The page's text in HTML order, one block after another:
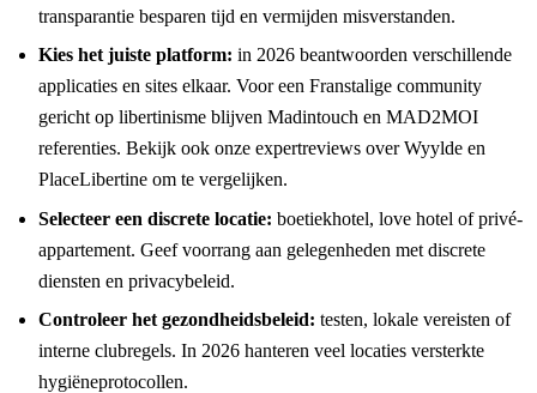
transparantie besparen tijd en vermijden misverstanden.
Kies het juiste platform: in 2026 beantwoorden verschillende
applicaties en sites elkaar. Voor een Franstalige community
gericht op libertinisme blijven Madintouch en MAD2MOI
referenties. Bekijk ook onze expertreviews overWyylde en
PlaceLibertine om te vergelijken.
Selecteer een discrete locatie: boetiekhotel, love hotel of privé-
appartement. Geef voorrang aan gelegenheden met discrete
diensten en privacybeleid.
Controleer het gezondheidsbeleid: testen, lokale vereisten of
interne clubregels. In 2026 hanteren veel locaties versterkte
hygiëneprotocollen.